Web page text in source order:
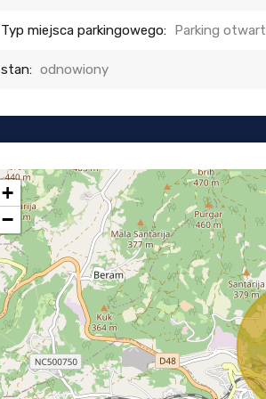
Typ miejsca parkingowego: Parking
stan: odnowiony
+
−